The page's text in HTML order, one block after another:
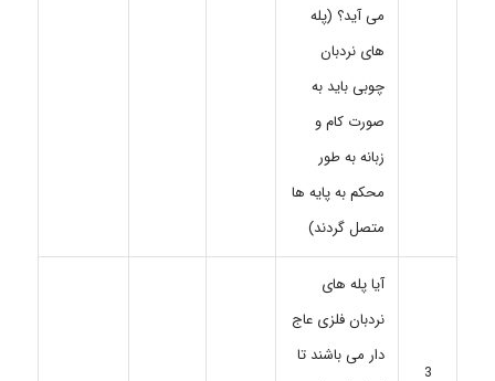
می آید؟ (پله
های نردبان
چوبی باید به
صورت کام و
زبانه به طور
محکم به پایه ها
متصل گردند)
3
آیا پله های
نردبان فلزی عاج
دار می باشند تا